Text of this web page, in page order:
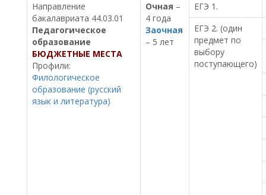
Направление
бакалавриата 44.03.01
Педагогическое
образование
БЮДЖЕТНЫЕ МЕСТА
Профили:
Филологическое
образование (русский
язык и литература)
Очная –
4 года
Заочная
– 5 лет
ЕГЭ 1.
ЕГЭ 2. (один
предмет по
выбору
поступающего)